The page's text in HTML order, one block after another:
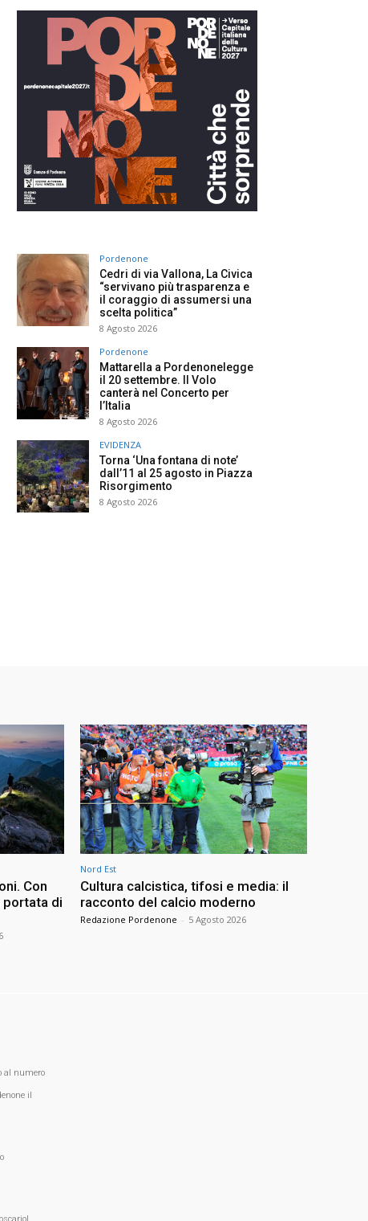
Pordenone
Cedri di via Vallona, La Civica
“servivano più trasparenza e
il coraggio di assumersi una
scelta politica”
8 Agosto 2026
Pordenone
Mattarella a Pordenonelegge
il 20 settembre. Il Volo
canterà nel Concerto per
l’Italia
8 Agosto 2026
EVIDENZA
Torna ‘Una fontana di note’
dall’11 al 25 agosto in Piazza
Risorgimento
8 Agosto 2026
Con
portata di
Nord Est
Cultura calcistica, tifosi e media: il
racconto del calcio moderno
Redazione Pordenone - 5 Agosto 2026
al numero
il